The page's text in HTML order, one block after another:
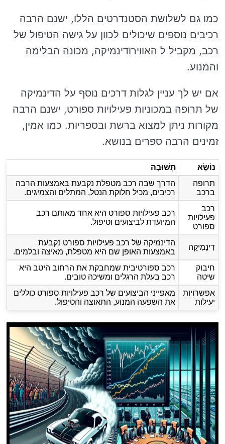
כמו גם לשלושת הסטנדרטים הללו, ישנם הרבה
רכיבים נוספים שיכולים לכוון על גישה הטיפול של
רכב, מקביל ל האווירודינמיקה, מכונה הבלימה
והמנוע.
אם יש לך עניין לגלות דרכים נוסף על הדינמיקה
של תרופה במכוניות פעילויות ספורט, ישנם הרבה
מקורות ניתן למצוא ברשת ובספריות. כמו אמין,
זמינים הרבה ספרים בנושא.
נוֹשֵׂא
תְשׁוּבָה
תרופה
ברכב
הדרך שבה רכב מטפלת נקבעת באמצעות הרבה
רכיבים, מכיל חלוקת הנטל, המתלים והצמיגים.
רכב
פעילויות
ספורט
רכב פעילויות ספורט היא אחד מאותם רכב
המיועדת לביצועים וטיפול.
דִינָמִיקָה
הדינמיקה של רכב פעילויות ספורט נקבעת
באמצעות האופן שם היא מטפלת, מאיצה ובלמים.
חיבוק
שיטה
רכב ספורטיבית שמחבקת את הרחוב היטב היא
רכב בעלת הרגלים ומשיכה טובים.
אפשרויות
יעילות
מאפייני הביצועים של רכב פעילויות ספורט כוללים
את השפעה המנוע, התאוצה והטיפול.